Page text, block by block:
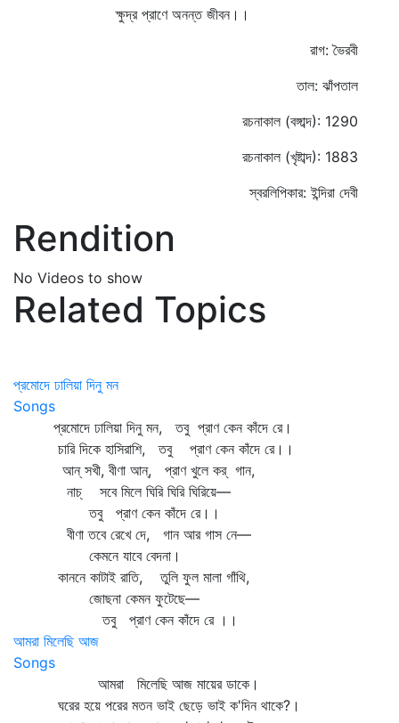
ক্ষুদ্র প্রাণে অনন্ত জীবন।।
রাগ: ভৈরবী
তাল: ঝাঁপতাল
রচনাকাল (বঙ্গাব্দ): 1290
রচনাকাল (খৃষ্টাব্দ): 1883
স্বরলিপিকার: ইন্দিরা দেবী
Rendition
No Videos to show
Related Topics
প্রমোদে ঢালিয়া দিনু মন
Songs
প্রমোদে ঢালিয়া দিনু মন, তবু প্রাণ কেন কাঁদে রে।
চারি দিকে হাসিরাশি, তবু প্রাণ কেন কাঁদে রে।।
আন্‌ সখী, বীণা আন্‌, প্রাণ খুলে কর্ গান,
নাচ্‌ সবে মিলে ঘিরি ঘিরি ঘিরিয়ে—
তবু প্রাণ কেন কাঁদে রে।।
বীণা তবে রেখে দে, গান আর গাস নে—
কেমনে যাবে বেদনা।
কাননে কাটাই রাতি, তুলি ফুল মালা গাঁথি,
জোছনা কেমন ফুটেছে—
তবু প্রাণ কেন কাঁদে রে ।।
আমরা মিলেছি আজ
Songs
আমরা মিলেছি আজ মায়ের ডাকে।
ঘরের হয়ে পরের মতন ভাই ছেড়ে ভাই ক'দিন থাকে?।